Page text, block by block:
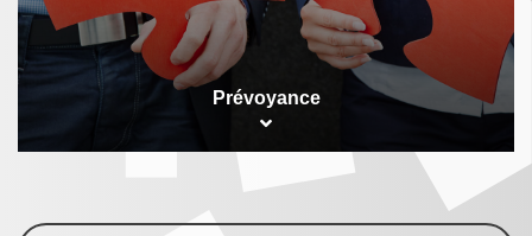
Prévoyance